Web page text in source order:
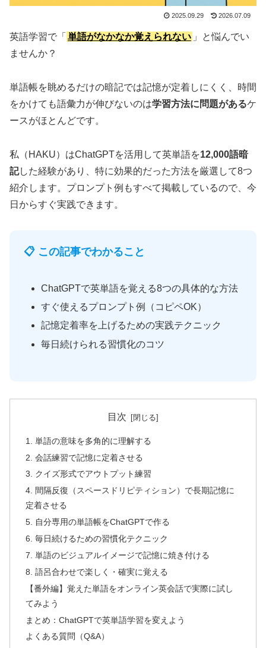
2025.09.29 2026.07.09
英語学習で「 単語がなかなか覚えられない 」と悩んでい
ませんか？
単語帳を眺めるだけの暗記では記憶が定着しにくく、時間
をかけても語彙力が伸びないのは学習方法に問題があるケ
ースがほとんどです。
私（HAKU）はChatGPTを活用して英単語を12,000語暗
記した経験があり、特に効果的だった方法を厳選して8つ
紹介します。プロンプト例もすべて掲載しているので、今
日からすぐ実践できます。
📋 この記事でわかること
ChatGPTで英単語を覚える8つの具体的な方法
すぐ使えるプロンプト例（コピペOK）
記憶定着率を上げるための実践テクニック
毎日続けられる習慣化のコツ
目次
1. 単語の意味を多角的に理解する
2. 会話練習で記憶に定着させる
3. クイズ形式でアウトプット練習
4. 間隔反復（スペースドリピティション）で長期記憶に
定着させる
5. 自分専用の単語帳をChatGPTで作る
6. 毎日続けるための習慣化テクニック
7. 単語のビジュアルイメージで記憶に焼き付ける
8. 語呂合わせで楽しく・確実に覚える
【番外編】覚えた単語をオンライン英会話で実際に試し
てみよう
まとめ：ChatGPTで英単語学習を変えよう
よくある質問（Q&A）